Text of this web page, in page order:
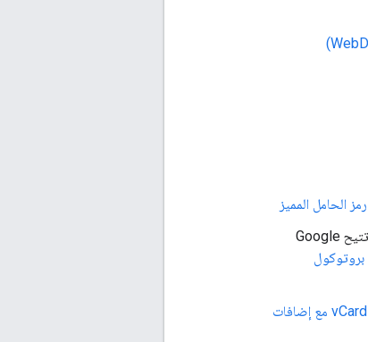
يتيح مصادقة برامج عملاء CardDAV باستخدام مصادقة بروتوكول HTTP OAuth 2.0. لا تتيح Google
بروتوكول
RFC6764: تحديد موقع الخدمات الخاصة بإضافات التقويم في إضافات WebDAV (CalDAV) و vCard مع إضافات